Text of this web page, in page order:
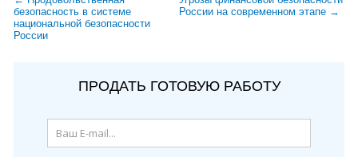
безопасность в системе
национальной безопасности
России
России на современном этапе →
ПРОДАТЬ ГОТОВУЮ РАБОТУ